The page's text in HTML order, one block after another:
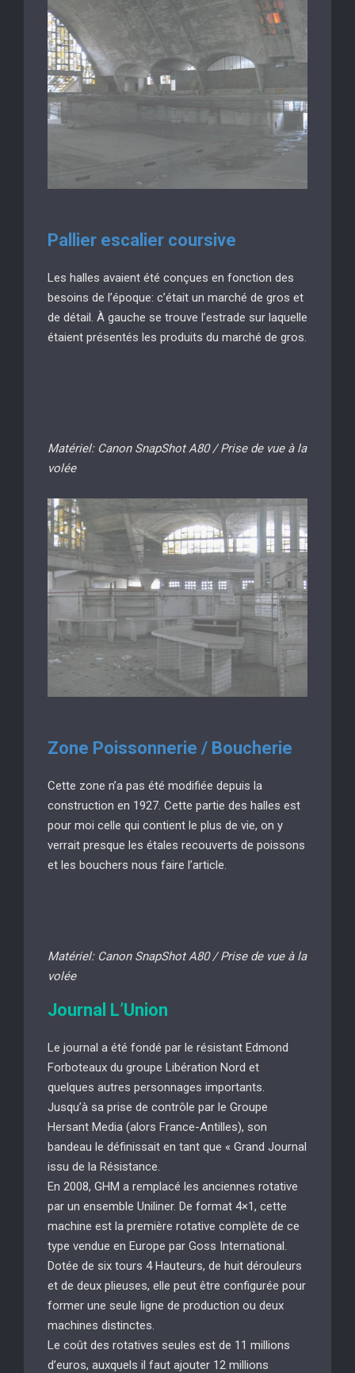
Pallier escalier coursive
Les halles avaient été conçues en fonction des
besoins de l’époque: c’était un marché de gros et
de détail. À gauche se trouve l’estrade sur laquelle
étaient présentés les produits du marché de gros.
Matériel: Canon SnapShot A80 / Prise de vue à la
volée
Zone Poissonnerie / Boucherie
Cette zone n’a pas été modifiée depuis la
construction en 1927. Cette partie des halles est
pour moi celle qui contient le plus de vie, on y
verrait presque les étales recouverts de poissons
et les bouchers nous faire l’article.
Matériel: Canon SnapShot A80 / Prise de vue à la
volée
Journal L’Union
Le journal a été fondé par le résistant Edmond
Forboteaux du groupe Libération Nord et
quelques autres personnages importants.
Jusqu’à sa prise de contrôle par le Groupe
Hersant Media (alors France-Antilles), son
bandeau le définissait en tant que « Grand Journal
issu de la Résistance.
En 2008, GHM a remplacé les anciennes rotative
par un ensemble Uniliner. De format 4×1, cette
machine est la première rotative complète de ce
type vendue en Europe par Goss International.
Dotée de six tours 4 Hauteurs, de huit dérouleurs
et de deux plieuses, elle peut être configurée pour
former une seule ligne de production ou deux
machines distinctes.
Le coût des rotatives seules est de 11 millions
d’euros, auxquels il faut ajouter 12 millions